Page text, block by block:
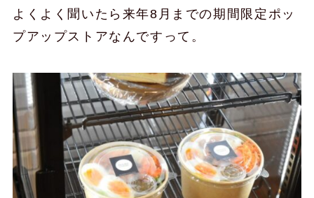
よくよく聞いたら来年8月までの期間限定ポッ
プアップストアなんですって。